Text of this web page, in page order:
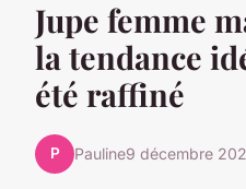
Jupe femme
la tendance
été raffiné
P Pauline9 décembre